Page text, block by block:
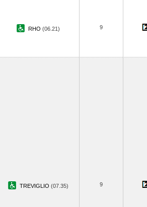
RHO (06.21) 9
TREVIGLIO (07.35) 9